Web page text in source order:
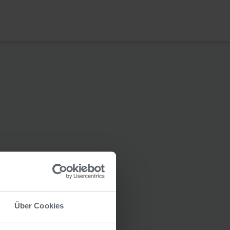
Über Cookies